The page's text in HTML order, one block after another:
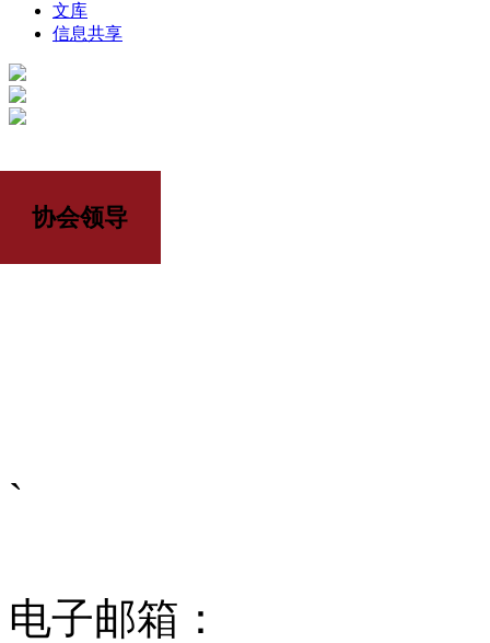
文库
信息共享
协会领导
`
电子邮箱：